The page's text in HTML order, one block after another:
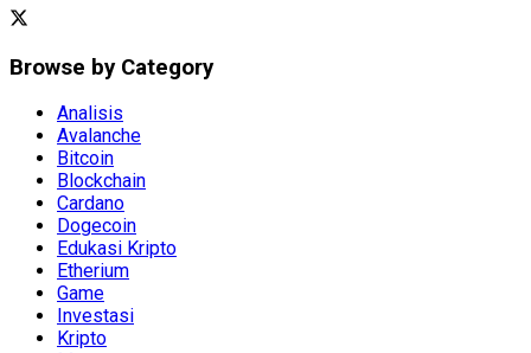
Browse by Category
Analisis
Avalanche
Bitcoin
Blockchain
Cardano
Dogecoin
Edukasi Kripto
Etherium
Game
Investasi
Kripto